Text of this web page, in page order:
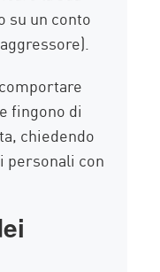
su un conto
fingono di
chiedendo
personali con